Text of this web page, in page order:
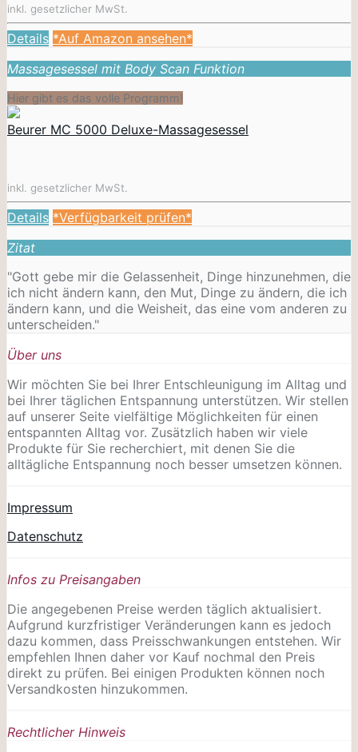
inkl. gesetzlicher MwSt.
Details *Auf Amazon ansehen*
Massagesessel mit Body Scan Funktion
Hier gibt es das volle Programm!
Beurer MC 5000 Deluxe-Massagesessel
inkl. gesetzlicher MwSt.
Details *Verfügbarkeit prüfen*
Zitat
"Gott gebe mir die Gelassenheit, Dinge hinzunehmen, die
ich nicht ändern kann, den Mut, Dinge zu ändern, die ich
ändern kann, und die Weisheit, das eine vom anderen zu
unterscheiden."
Über uns
Wir möchten Sie bei Ihrer Entschleunigung im Alltag und
bei Ihrer täglichen Entspannung unterstützen. Wir stellen
auf unserer Seite vielfältige Möglichkeiten für einen
entspannten Alltag vor. Zusätzlich haben wir viele
Produkte für Sie recherchiert, mit denen Sie die
alltägliche Entspannung noch besser umsetzen können.
Impressum
Datenschutz
Infos zu Preisangaben
Die angegebenen Preise werden täglich aktualisiert.
Aufgrund kurzfristiger Veränderungen kann es jedoch
dazu kommen, dass Preisschwankungen entstehen. Wir
empfehlen Ihnen daher vor Kauf nochmal den Preis
direkt zu prüfen. Bei einigen Produkten können noch
Versandkosten hinzukommen.
Rechtlicher Hinweis